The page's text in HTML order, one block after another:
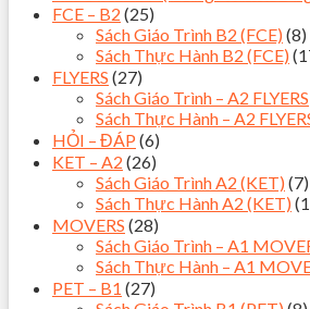
FCE – B2 (25)
Sách Giáo Trình B2 (FCE) (8)
Sách Thực Hành B2 (FCE)
FLYERS (27)
Sách Giáo Trình – A2 FLYERS
Sách Thực Hành – A2
HỎI – ĐÁP (6)
KET – A2 (26)
Sách Giáo Trình A2 (KET) (7)
Sách Thực Hành A2 (KET)
MOVERS (28)
Sách Giáo Trình – A1
Sách Thực Hành – A1
PET – B1 (27)